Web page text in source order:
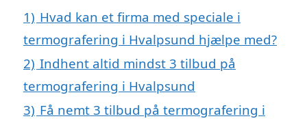
1) Hvad kan et firma med speciale i
termografering i Hvalpsund hjælpe med?
2) Indhent altid mindst 3 tilbud på
termografering i Hvalpsund
3) Få nemt 3 tilbud på termografering i